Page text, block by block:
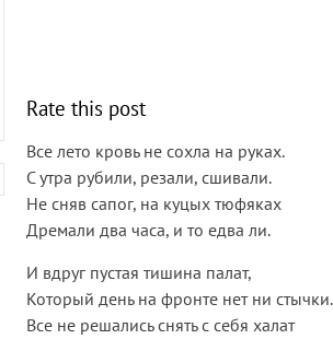
Rate this post
Все лето кровь не сохла на руках.
С утра рубили, резали, сшивали.
Не сняв сапог, на куцых тюфяках
Дремали два часа, и то едва ли.
И вдруг пустая тишина палат,
Который день на фронте нет ни стычки.
Все не решались снять с себя халат